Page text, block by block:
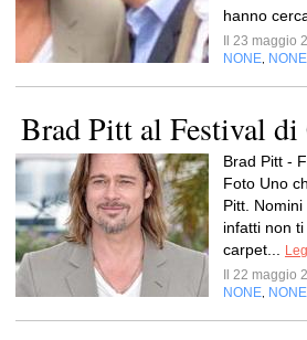
hanno
Il 23 maggio
NONE NONE
Brad Pitt al Festival di
Brad Pitt -
Foto Uno
Pitt.
infatti non
carpet...
Il 22 maggio
NONE NONE